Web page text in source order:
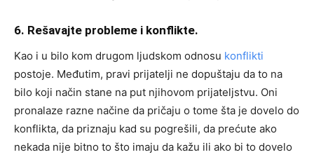
6. Rešavajte probleme i konflikte.
Kao i u bilo kom drugom ljudskom odnosu konflikti
postoje. Međutim, pravi prijatelji ne dopuštaju da to na
bilo koji način stane na put njihovom prijateljstvu. Oni
pronalaze razne načine da pričaju o tome šta je dovelo do
konflikta, da priznaju kad su pogrešili, da prećute ako
nekada nije bitno to što imaju da kažu ili ako bi to dovelo